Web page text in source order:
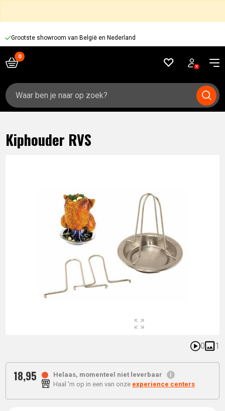
Grootste showroom van België en Nederland
Zoeken
naar:
Kiphouder RVS
0 1
18,95
Helaas, momenteel niet leverbaar
Haal 'm op in een van onze experience centers